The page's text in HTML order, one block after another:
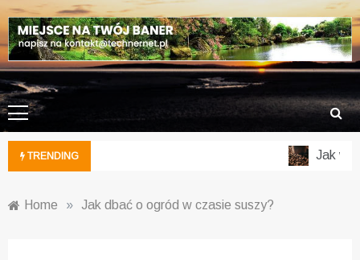
TRENDING Jak
Home » Jak dbać o ogród w czasie suszy?